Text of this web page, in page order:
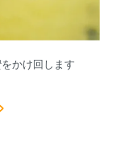
かけ回します